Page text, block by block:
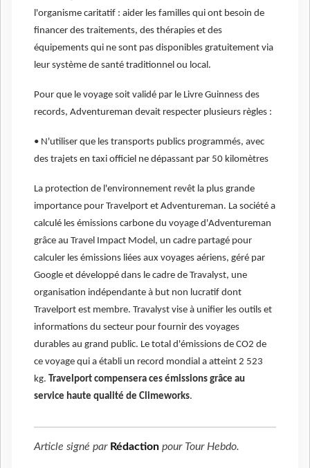
l'organisme caritatif : aider les familles qui ont besoin de
financer des traitements, des thérapies et des
équipements qui ne sont pas disponibles gratuitement via
leur système de santé traditionnel ou local.
Pour que le voyage soit validé par le Livre Guinness des
records, Adventureman devait respecter plusieurs règles :
• N'utiliser que les transports publics programmés, avec
des trajets en taxi officiel ne dépassant par 50 kilomètres
La protection de l'environnement revêt la plus grande
importance pour Travelport et Adventureman. La société a
calculé les émissions carbone du voyage d'Adventureman
grâce au Travel Impact Model, un cadre partagé pour
calculer les émissions liées aux voyages aériens, géré par
Google et développé dans le cadre de Travalyst, une
organisation indépendante à but non lucratif dont
Travelport est membre. Travalyst vise à unifier les outils et
informations du secteur pour fournir des voyages
durables au grand public. Le total d'émissions de CO2 de
ce voyage qui a établi un record mondial a atteint 2 523
kg.
Travelport compensera ces émissions grâce au
service haute qualité de Climeworks.
Article signé par Rédaction pour Tour Hebdo.